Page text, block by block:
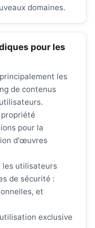
domaines.
pour les
les
de contenus
pour la
d'œuvres
les utilisateurs
de sécurité :
et
exclusive